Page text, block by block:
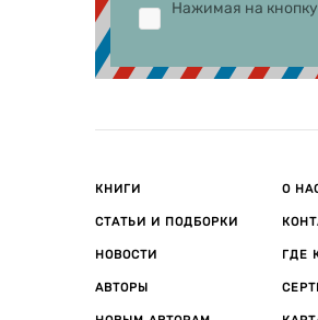
Нажимая на кнопку
КНИГИ
СТАТЬИ И ПОДБОРКИ
НОВОСТИ
АВТОРЫ
О
ГДЕ